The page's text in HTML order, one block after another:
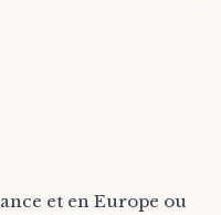
et en Europe ou